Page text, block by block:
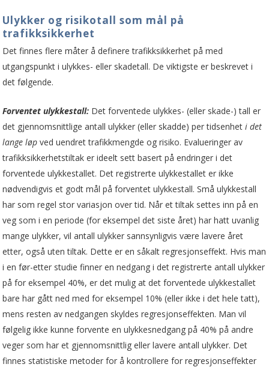
Ulykker og risikotall som mål på
trafikksikkerhet
Det finnes flere måter å definere trafikksikkerhet på med
utgangspunkt i ulykkes- eller skadetall. De viktigste er beskrevet i
det følgende.
Forventet ulykkestall: Det forventede ulykkes- (eller skade-) tall er
det gjennomsnittlige antall ulykker (eller skadde) per tidsenheti det
lange løp ved uendret trafikkmengde og risiko. Evalueringer av
trafikksikkerhetstiltak er ideelt sett basert på endringer i det
forventede ulykkestallet. Det registrerte ulykkestallet er ikke
nødvendigvis et godt mål på forventet ulykkestall. Små ulykkestall
har som regel stor variasjon over tid. Når et tiltak settes inn på en
veg som i en periode (for eksempel det siste året) har hatt uvanlig
mange ulykker, vil antall ulykker sannsynligvis være lavere året
etter, også uten tiltak. Dette er en såkalt regresjonseffekt. Hvis man
i en før-etter studie finner en nedgang i det registrerte antall ulykker
på for eksempel 40%, er det mulig at det forventede ulykkestallet
bare har gått ned med for eksempel 10% (eller ikke i det hele tatt),
mens resten av nedgangen skyldes regresjonseffekten. Man vil
følgelig ikke kunne forvente en ulykkesnedgang på 40% på andre
veger som har et gjennomsnittlig eller lavere antall ulykker. Det
finnes statistiske metoder for å kontrollere for regresjonseffekter